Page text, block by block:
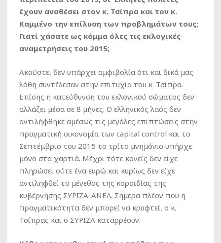
έχουν αναθέσει στον κ. Τσίπρα και τον κ.
Καμμένο την επίλυση των προβλημάτων τους;
Γιατί χάσατε ως κόμμα όλες τις εκλογικές
αναμετρήσεις του 2015;
Ακούστε, δεν υπάρχει αμφιβολία ότι και δικά μας
λάθη συντέλεσαν στην επιτυχία του κ. Τσίπρα.
Επίσης η κατεύθυνση του εκλογικού σώματος δεν
αλλάζει μέσα σε 8 μήνες. Ο ελληνικός λαός δεν
αντιλήφθηκε αμέσως τις μεγάλες επιπτώσεις στην
πραγματική οικονομία των capital control και το
Σεπτέμβριο του 2015 το τρίτο μνημόνιο υπήρχε
μόνο στα χαρτιά. Μέχρι τότε κανείς δεν είχε
πληρώσει ούτε ένα ευρώ και κυρίως δεν είχε
αντιληφθεί το μέγεθος της κοροϊδίας της
κυβέρνησης ΣΥΡΙΖΑ-ΑΝΕΛ. Σήμερα πλέον που η
πραγματικότητα δεν μπορεί να κρυφτεί, ο κ.
Τσίπρας και ο ΣΥΡΙΖΑ καταρρέουν.